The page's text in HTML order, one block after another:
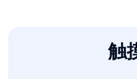
触